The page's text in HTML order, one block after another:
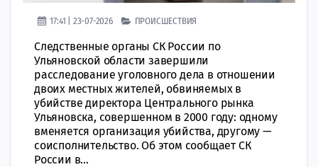
17:41 | 23-07-2026 ПРОИСШЕСТВИЯ
Следственные органы СК России по
Ульяновской области завершили
расследование уголовного дела в отношении
двоих местных жителей, обвиняемых в
убийстве директора Центрального рынка
Ульяновска, совершенном в 2000 году: одному
вменяется организация убийства, другому —
соисполнительство. Об этом сообщает СК
России в...